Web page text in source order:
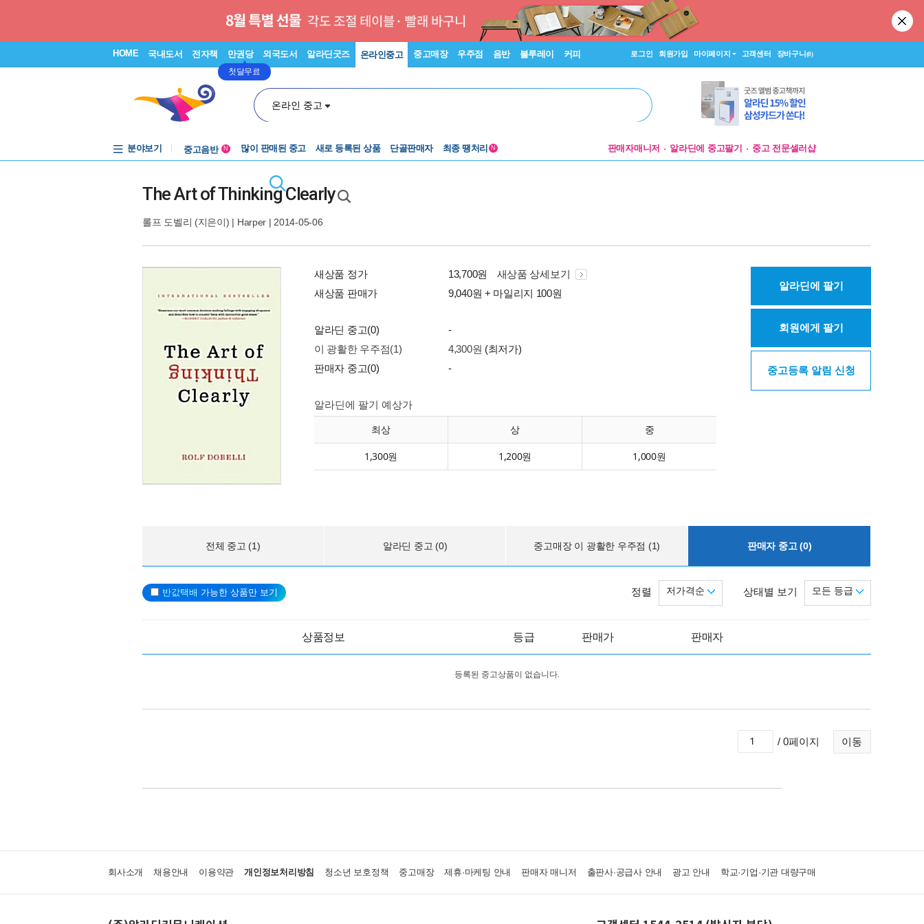
HOME 국내도서 전자책 만권당
첫달무료
외국도서 알라딘굿즈 온라인중고 중고매장 우주점 음반 블루레이 커피 로그인 회원가입 마이페이지 고객센터 장바구니(0)
온라인 중고
분야보기
중고음반
N 많이 판매된 중고 새로 등록된 상품 단골판매자 최종 땡처리 N 판매자매니저 알라딘에 중고팔기 중고 전문셀러샵
The Art of Thinking Clearly
롤프 도벨리 (지은이) | Harper | 2014-05-06
새상품 정가 13,700원
새상품 상세보기
새상품 판매가
9,040원 + 마일리지 100원
알라딘 중고(0)
-
이 광활한 우주점(1)
4,300원 (최저가)
판매자 중고(0)
-
알라딘에 팔기 예상가
최상 상 중
1,300원 1,200원 1,000원
알라딘에 팔기
회원에게 팔기
중고등록 알림 신청
전체 중고 (1) 알라딘 중고 (0) 중고매장 이 광활한 우주점 (1) 판매자 중고 (0)
반값택배 가능한 상품만 보기 상태별 보기 모든 등급
정렬 저가격순
상품정보 등급 판매가 판매자
등록된 중고상품이 없습니다.
이동
/ 0페이지
회사소개 채용안내 이용약관 개인정보처리방침 청소년 보호정책 중고매장 제휴·마케팅 안내 판매자 매니저 출판사·공급사 안내 광고 안내 학교·기업·기관 대량구매